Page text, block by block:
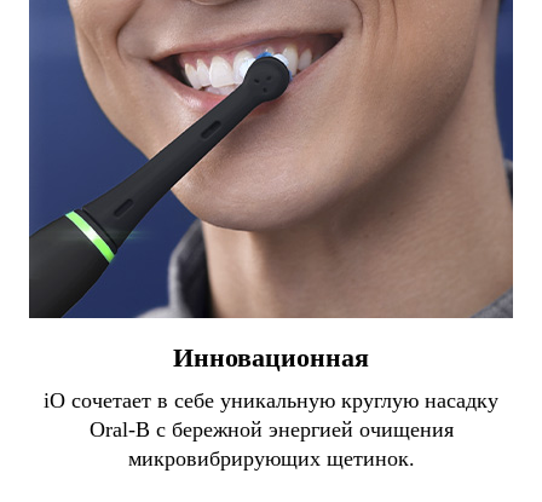
Инновационная
iO сочетает в себе уникальную круглую насадку
Oral-B с бережной энергией очищения
микровибрирующих щетинок.